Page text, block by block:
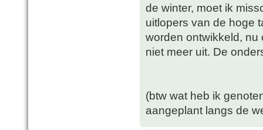
de winter, moet ik
uitlopers van de hoge
worden ontwikkeld,
niet meer uit. De
(btw wat heb ik
aangeplant langs de